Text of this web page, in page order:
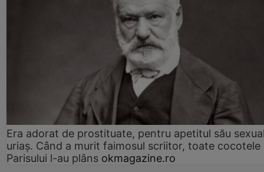
Era adorat de prostituate, pentru apetitul său
uriaș. Când a murit faimosul scriitor, toate cocotele
Parisului l-au plâns okmagazine.ro